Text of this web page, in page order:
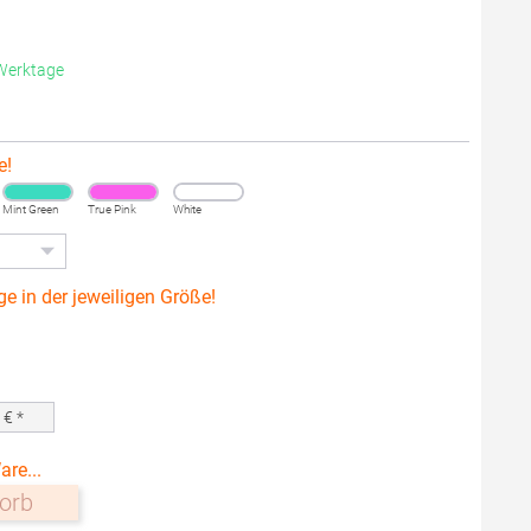
Mint Green True Pink White
in der jeweiligen Größe!
€ *